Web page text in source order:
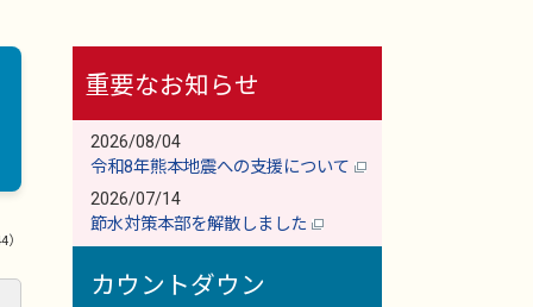
）
重要なお知らせ
2026/08/04
令和8年熊本地震への支援について
2026/07/14
節水対策本部を解散しました
カウントダウン